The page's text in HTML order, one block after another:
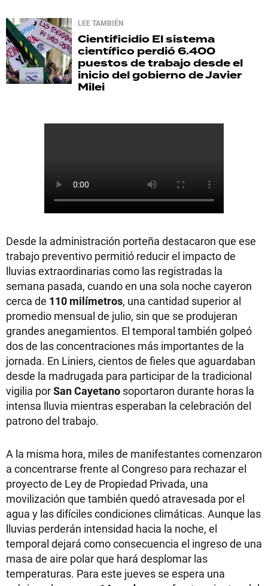
LEE TAMBIÉN
Cientificidio El sistema
científico perdió 6.400
puestos de trabajo desde el
inicio del gobierno de Javier
Milei
Desde la administración porteña destacaron que ese
trabajo preventivo permitió reducir el impacto de
lluvias extraordinarias como las registradas la
semana pasada, cuando en una sola noche cayeron
cerca de 110 milímetros, una cantidad superior al
promedio mensual de julio, sin que se produjeran
grandes anegamientos. El temporal también golpeó
dos de las concentraciones más importantes de la
jornada. En Liniers, cientos de fieles que aguardaban
desde la madrugada para participar de la tradicional
vigilia porSan Cayetano soportaron durante horas la
intensa lluvia mientras esperaban la celebración del
patrono del trabajo.
A la misma hora, miles de manifestantes comenzaron
a concentrarse frente al Congreso para rechazar el
proyecto de Ley de Propiedad Privada, una
movilización que también quedó atravesada por el
agua y las difíciles condiciones climáticas. Aunque las
lluvias perderán intensidad hacia la noche, el
temporal dejará como consecuencia el ingreso de una
masa de aire polar que hará desplomar las
temperaturas. Para este jueves se espera una